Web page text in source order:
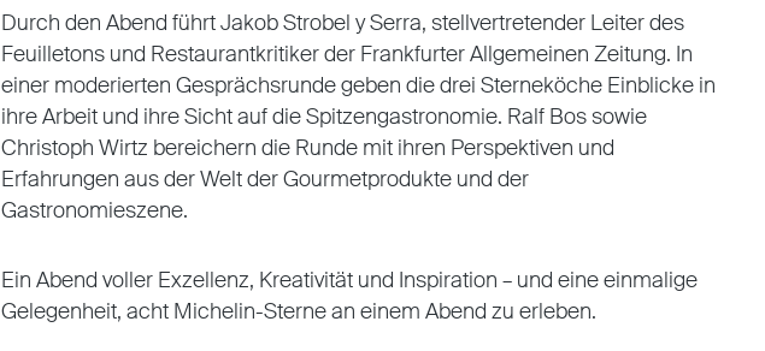
Durch den Abend führt Jakob Strobel y Serra, stellvertretender Leiter des
Feuilletons und Restaurantkritiker der Frankfurter Allgemeinen Zeitung. In
einer moderierten Gesprächsrunde geben die drei Sterneköche Einblicke in
ihre Arbeit und ihre Sicht auf die Spitzengastronomie. Ralf Bos sowie
Christoph Wirtz bereichern die Runde mit ihren Perspektiven und
Erfahrungen aus der Welt der Gourmetprodukte und der
Gastronomieszene.
Ein Abend voller Exzellenz, Kreativität und Inspiration – und eine einmalige
Gelegenheit, acht Michelin-Sterne an einem Abend zu erleben.